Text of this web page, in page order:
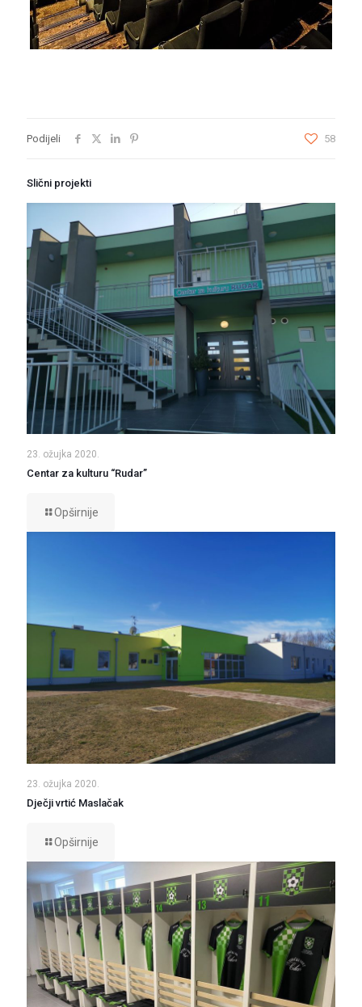
Podijeli 58
Slični projekti
23. ožujka 2020.
Centar za kulturu “Rudar”
Opširnije
23. ožujka 2020.
Dječji vrtić Maslačak
Opširnije